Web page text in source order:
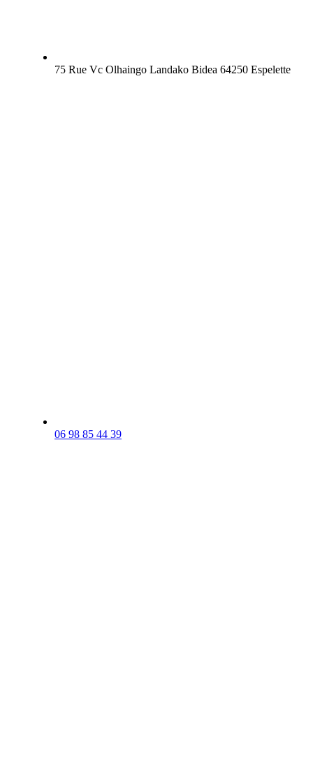
75 Rue Vc Olhaingo Landako Bidea 64250 Espelette
06 98 85 44 39